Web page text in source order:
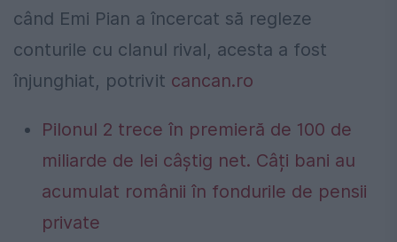
când Emi Pian a încercat să regleze
conturile cu clanul rival, acesta a fost
înjunghiat, potrivit cancan.ro
Pilonul 2 trece în premieră de 100 de
miliarde de lei câștig net. Câți bani au
acumulat românii în fondurile de pensii
private